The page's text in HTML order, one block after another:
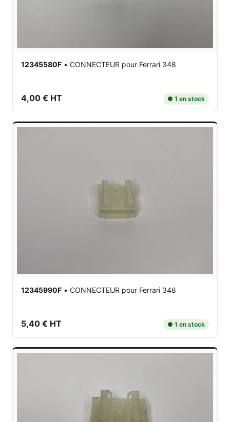
12345580F • CONNECTEUR pour Ferrari 348
4,00 € HT ● 1 en stock
12345990F • CONNECTEUR pour Ferrari 348
5,40 € HT ● 1 en stock